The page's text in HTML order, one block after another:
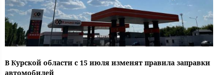
В Курской области с 15 июля изменят правила заправки
автомобилей